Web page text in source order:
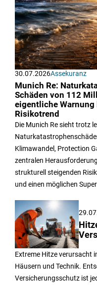
30.07.2026Assekuranz
Munich Re:
Schäden von 112
eigentliche
Risikotrend
Die Munich Re sieht trotz
Klimawandel, Protection
zentralen
strukturell steigenden
und einen möglichen
Extreme Hitze verursacht
Häusern und Technik.
Versicherungsschutz ist